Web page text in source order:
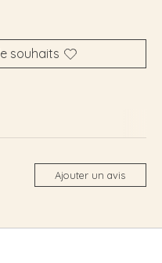
souhaits
Ajouter un avis